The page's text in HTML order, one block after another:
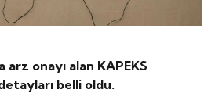
arz onayı alan KAPEKS
belli oldu.